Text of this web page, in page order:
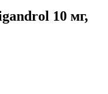
10 мг,